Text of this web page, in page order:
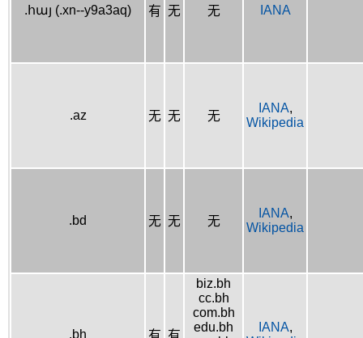
.հայ (.xn--y9a3aq) 有 无 无 IANA
.az 无 无 无
IANA,
Wikipedia
.bd 无 无 无
IANA,
Wikipedia
.bh 有 有
biz.bh
cc.bh
com.bh
edu.bh
IANA,